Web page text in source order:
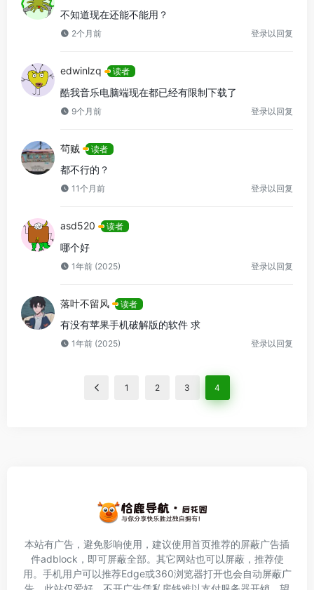
不知道现在还能不能用？
2个月前 登录以回复
edwinlzq 读者
酷我音乐电脑端现在都已经有限制下载了
9个月前 登录以回复
茍贼 读者
都不行的？
11个月前 登录以回复
asd520 读者
哪个好
1年前 (2025) 登录以回复
落叶不留风 读者
有没有苹果手机破解版的软件 求
1年前 (2025) 登录以回复
1 2 3 4
本站有广告，避免影响使用，建议使用首页推荐的屏蔽广告插
件adblock ，即可屏蔽全部。其它网站也可以屏蔽，推荐使
用。手机用户可以推荐Edge或360浏览器打开也会自动屏蔽广